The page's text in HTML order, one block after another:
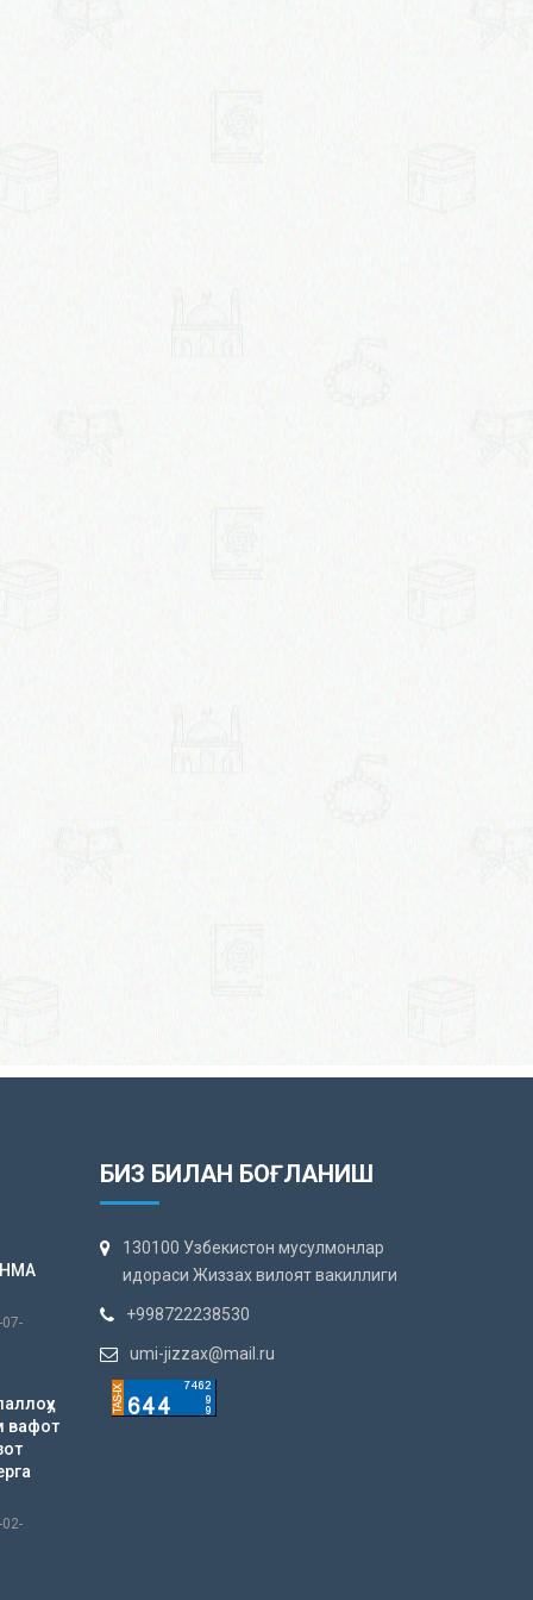
вафот
БИЗ БИЛАН БОҒЛАНИШ
130100 Узбекистон мусулмонлар
идораси Жиззах вилоят вакиллиги
+998722238530
umi-jizzax@mail.ru